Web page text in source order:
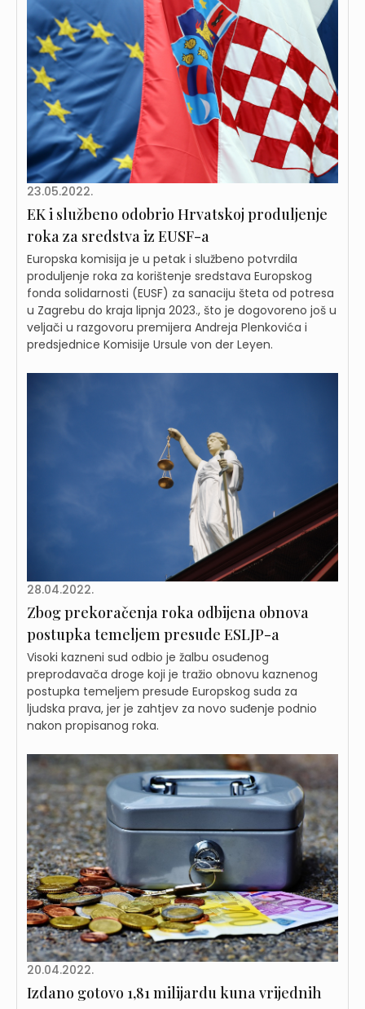
23.05.2022.
EK i službeno odobrio Hrvatskoj produljenje
roka za sredstva iz EUSF-a
Europska komisija je u petak i službeno potvrdila
produljenje roka za korištenje sredstava Europskog
fonda solidarnosti (EUSF) za sanaciju šteta od potresa
u Zagrebu do kraja lipnja 2023., što je dogovoreno još u
veljači u razgovoru premijera Andreja Plenkovića i
predsjednice Komisije Ursule von der Leyen.
28.04.2022.
Zbog prekoračenja roka odbijena obnova
postupka temeljem presude ESLJP-a
Visoki kazneni sud odbio je žalbu osuđenog
preprodavača droge koji je tražio obnovu kaznenog
postupka temeljem presude Europskog suda za
ljudska prava, jer je zahtjev za novo suđenje podnio
nakon propisanog roka.
20.04.2022.
Izdano gotovo 1,81 milijardu kuna vrijednih